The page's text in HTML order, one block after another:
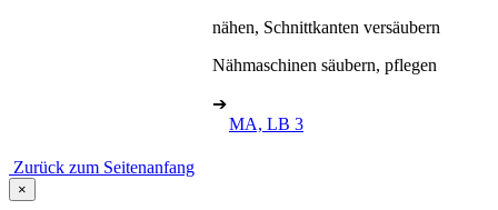
nähen, Schnittkanten versäubern
Nähmaschinen säubern, pflegen
➔
MA, LB 3
Zurück zum Seitenanfang
×